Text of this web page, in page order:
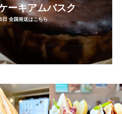
ーキアムバスク
日 全国発送はこちら